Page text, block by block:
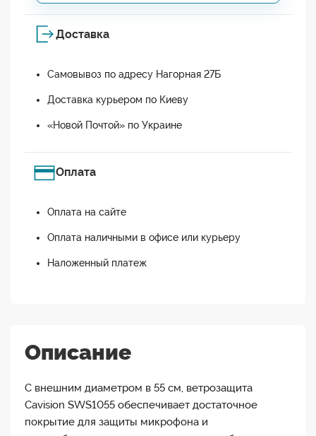
Доставка
Самовывоз по адресу Нагорная 27Б
Доставка курьером по Киеву
«Новой Почтой» по Украине
Оплата
Оплата на сайте
Оплата наличными в офисе или курьеру
Наложенный платеж
Описание
С внешним диаметром в 55 см, ветрозащита
Cavision SWS1055 обеспечивает достаточное
покрытие для защиты микрофона и